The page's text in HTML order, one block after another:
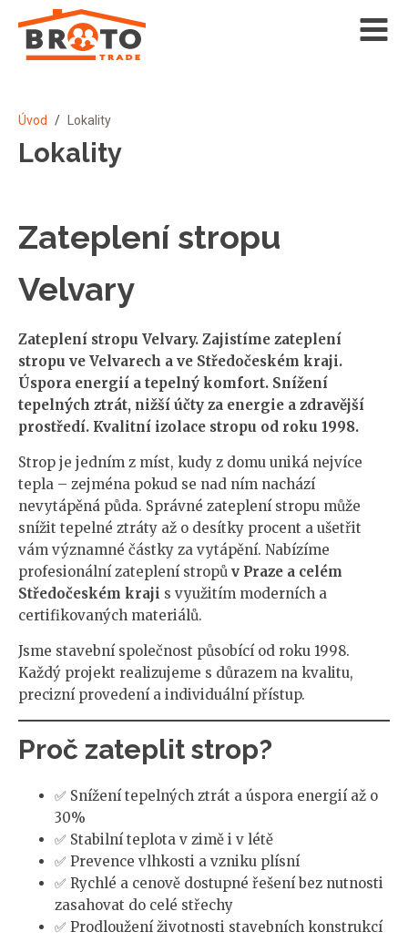
Úvod / Lokality
Lokality
Zateplení stropu
Velvary
Zateplení stropu Velvary. Zajistíme zateplení
stropu ve Velvarech a ve Středočeském kraji.
Úspora energií a tepelný komfort. Snížení
tepelných ztrát, nižší účty za energie a zdravější
prostředí. Kvalitní izolace stropu od roku 1998.
Strop je jedním z míst, kudy z domu uniká nejvíce
tepla – zejména pokud se nad ním nachází
nevytápěná půda. Správné zateplení stropu může
snížit tepelné ztráty až o desítky procent a ušetřit
vám významné částky za vytápění. Nabízíme
profesionální zateplení stropů v Praze a celém
Středočeském kraji s využitím moderních a
certifikovaných materiálů.
Jsme stavební společnost působící od roku 1998.
Každý projekt realizujeme s důrazem na kvalitu,
precizní provedení a individuální přístup.
Proč zateplit strop?
✅ Snížení tepelných ztrát a úspora energií až o
30%
✅ Stabilní teplota v zimě i v létě
✅ Prevence vlhkosti a vzniku plísní
✅ Rychlé a cenově dostupné řešení bez nutnosti
zasahovat do celé střechy
✅ Prodloužení životnosti stavebních konstrukcí